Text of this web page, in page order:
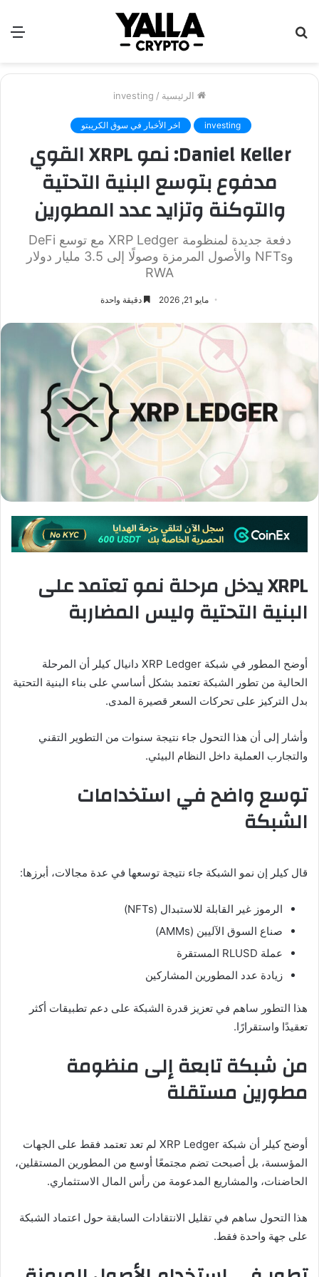
الرئيسية /
investing
investing اخر الأخبار في سوق الكريبتو
Daniel Keller: نمو XRPL القوي
مدفوع بتوسع البنية التحتية
والتوكنة وتزايد عدد المطورين
دفعة جديدة لمنظومة XRP Ledger مع توسع DeFi
وNFTs والأصول المرمزة وصولًا إلى 3.5 مليار دولار
RWA
مايو 21, 2026 دقيقة واحدة
XRPL يدخل مرحلة نمو تعتمد على
البنية التحتية وليس المضاربة
أوضح المطور في شبكة XRP Ledger دانيال كيلر أن المرحلة
الحالية من تطور الشبكة تعتمد بشكل أساسي على بناء البنية التحتية
بدل التركيز على تحركات السعر قصيرة المدى.
وأشار إلى أن هذا التحول جاء نتيجة سنوات من التطوير التقني
والتجارب العملية داخل النظام البيئي.
توسع واضح في استخدامات
الشبكة
قال كيلر إن نمو الشبكة جاء نتيجة توسعها في عدة مجالات، أبرزها:
الرموز غير القابلة للاستبدال (NFTs)
صناع السوق الآليين (AMMs)
عملة RLUSD المستقرة
زيادة عدد المطورين المشاركين
هذا التطور ساهم في تعزيز قدرة الشبكة على دعم تطبيقات أكثر
تعقيدًا واستقرارًا.
من شبكة تابعة إلى منظومة
مطورين مستقلة
أوضح كيلر أن شبكة XRP Ledger لم تعد تعتمد فقط على الجهات
المؤسسة، بل أصبحت تضم مجتمعًا أوسع من المطورين المستقلين،
الحاضنات، والمشاريع المدعومة من رأس المال الاستثماري.
هذا التحول ساهم في تقليل الانتقادات السابقة حول اعتماد الشبكة
على جهة واحدة فقط.